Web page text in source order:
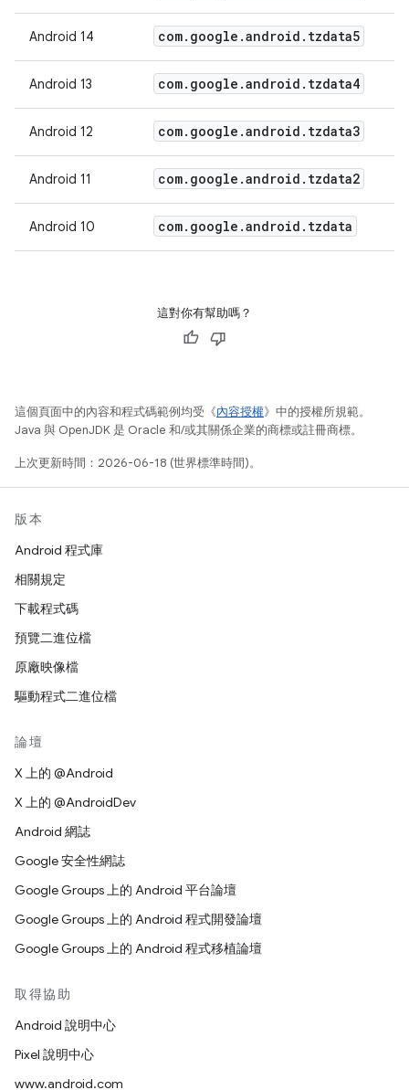
Android 14 com. google .android . tzdata5
Android 13 com. google .android . tzdata4
Android 12 com. google .android . tzdata3
Android 11 com. google .android . tzdata2
Android 10 com. google .android . tzdata
這對你有幫助嗎？
這個頁面中的內容和程式碼範例均受《內容授權》中的授權所規範。
Java 與 OpenJDK 是 Oracle 和/或其關係企業的商標或註冊商標。
上次更新時間：2026-06-18 (世界標準時間)。
版本
Android 程式庫
相關規定
下載程式碼
預覽二進位檔
原廠映像檔
驅動程式二進位檔
論壇
X 上的 @Android
X 上的 @AndroidDev
Android 網誌
Google 安全性網誌
Google Groups 上的 Android 平台論壇
Google Groups 上的 Android 程式開發論壇
Google Groups 上的 Android 程式移植論壇
取得協助
Android 說明中心
Pixel 說明中心
www.android.com